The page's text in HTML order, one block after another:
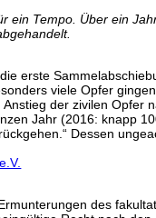
ein Tempo. Über ein
erste
viele Opfer
der zivilen Opfer
Jahr (2016: knapp
Dessen
des